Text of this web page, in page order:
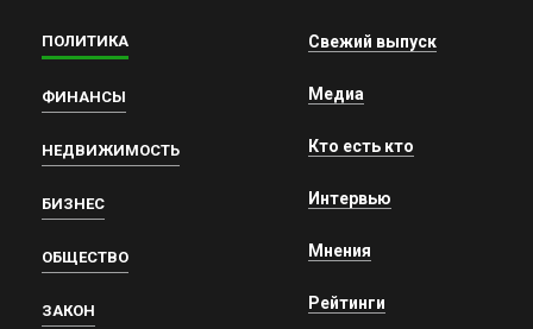
ПОЛИТИКА
ФИНАНСЫ
НЕДВИЖИМОСТЬ
БИЗНЕС
ОБЩЕСТВО
ЗАКОН
Свежий выпуск
Медиа
Кто есть кто
Интервью
Мнения
Рейтинги